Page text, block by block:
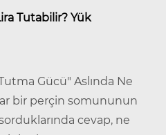
Tutabilir? Yük
Gücü" Aslında Ne
bir perçin somununun
cevap, ne